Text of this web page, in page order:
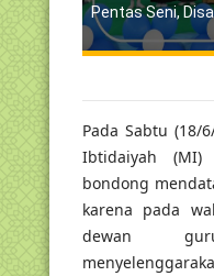
Pentas Seni,
Pada Sabtu (18/
Ibtidaiyah (MI)
bondong
karena pada
dewan